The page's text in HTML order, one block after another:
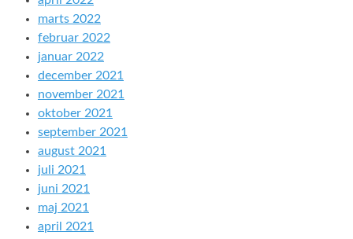
marts 2022
februar 2022
januar 2022
december 2021
november 2021
oktober 2021
september 2021
august 2021
juli 2021
juni 2021
maj 2021
april 2021